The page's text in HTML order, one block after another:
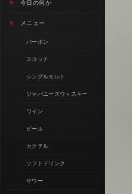
今日の何か
メニュー
バーボン
スコッチ
シングルモルト
ジャパニーズウィスキー
ワイン
ビール
カクテル
ソフトドリンク
サワー